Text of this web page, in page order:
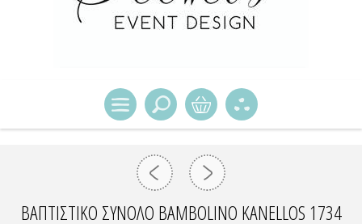
ΒΑΠΤΙΣΤΙΚΌ ΣΎΝΟΛΟ BAMBOLINO KANELLOS 1734